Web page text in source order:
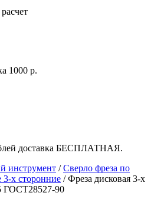
1000 р.
доставка БЕСПЛАТНАЯ.
инструмент /Сверло фреза по
х сторонние / Фреза дисковая 3-х
ГОСТ28527-90